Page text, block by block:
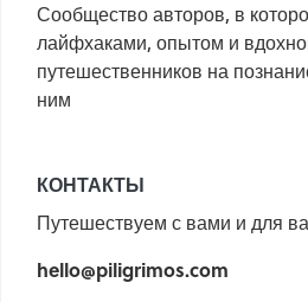
Сообщество авторов, в
лайфхаками, опытом и
путешественников на
ним
КОНТАКТЫ
Путешествуем с вами и для
hello@piligrimos.com